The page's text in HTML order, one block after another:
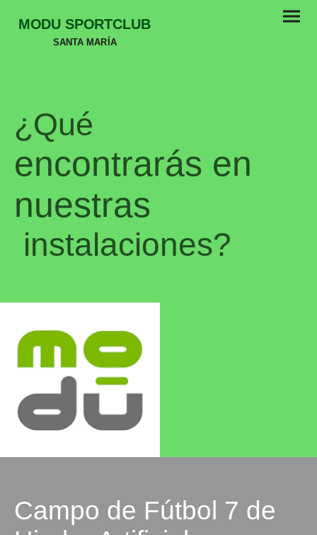
MODU SPORTCLUB
SANTA MARÍA
¿Qué
encontrarás en
nuestras
instalaciones?
Campo de Fútbol 7 de